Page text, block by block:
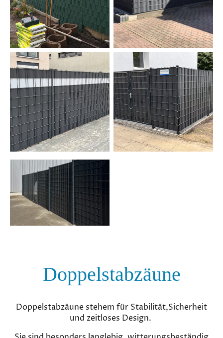
Doppelstabzäune
Doppelstabzäune stehem für Stabilität,Sicherheit
und zeitloses Design.